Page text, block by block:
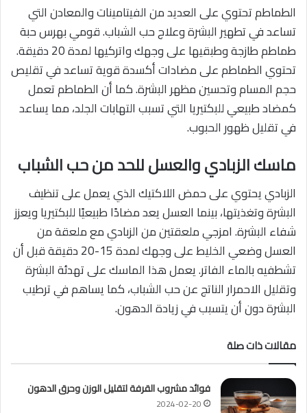
الطماطم تحتوي على العديد من الفيتامينات والمعادن التي
تساعد في تطهير البشرة وعلاج حب الشباب. قومي بهرس حبة
طماطم طازجة وطبقيها على وجهك واتركيها لمدة 20 دقيقة.
تحتوي الطماطم على مضادات أكسدة قوية تساعد في تقليص
حجم المسام وتحسين مظهر البشرة. كما أن الطماطم تعمل
كمضاد طبيعي للبكتيريا التي تسبب التهابات الجلد، مما يساعد
في تقليل ظهور الحبوب.
ماسك الزبادي والعسل للحد من حب الشباب
الزبادي يحتوي على حمض اللاكتيك الذي يعمل على تنظيف
البشرة وتغذيتها، بينما العسل يعد مضادًا طبيعيًا للبكتيريا ويعزز
شفاء البشرة. امزجي ملعقتين من الزبادي مع ملعقة من
العسل وضعي الخليط على وجهك لمدة 15-20 دقيقة قبل أن
تشطفيه بالماء الفاتر. يعمل هذا الماسك على تهدئة البشرة
وتقليل الاحمرار الناتج عن حب الشباب، كما يساهم في ترطيب
البشرة دون أن يتسبب في زيادة الدهون.
مقالات ذات صلة
فوائد مشروب القرفة لتقليل الوزن وحرق الدهون
2024-02-20